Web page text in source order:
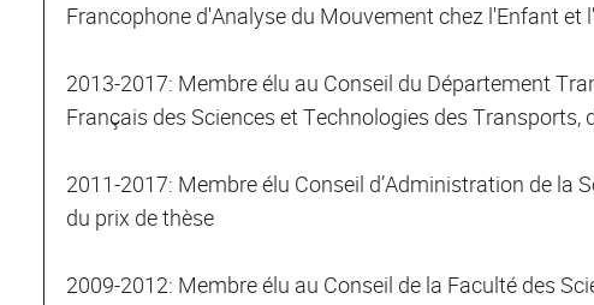
Francophone d'Analyse du Mouvement chez l'Enfant et
2013-2017: Membre élu au Conseil du Département
Français des Sciences et Technologies des Transports,
2011-2017: Membre élu Conseil d’Administration de la
du prix de thèse
2009-2012: Membre élu au Conseil de la Faculté des